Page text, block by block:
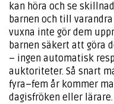
kan höra och se
barnen och till
vuxna inte gör dem
barnen säkert att göra
– ingen automatisk
auktoriteter. Så snart
fyra–fem år kommer
dagisfröken eller